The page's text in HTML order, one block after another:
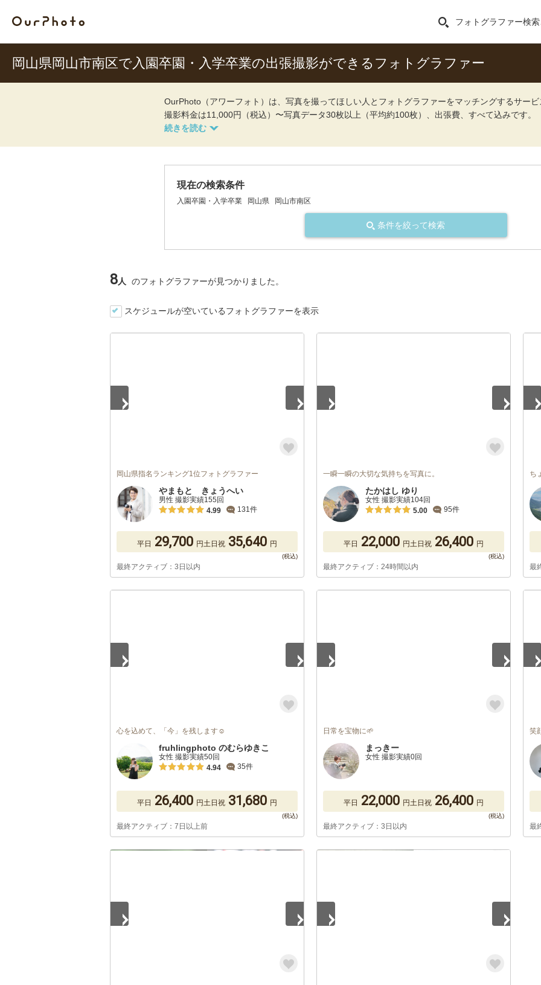
フォトグラファー検索
岡山県岡山市南区で入園卒園・入学卒業の出張撮影ができるフォトグラファー
OurPhoto（アワーフォト）は、写真を撮ってほしい人とフォトグラファーをマッチングするサービ
撮影料金は11,000円（税込）〜写真データ30枚以上（平均約100枚）、出張費、すべて込みです。
現在の検索条件
入園卒園・入学卒業 岡山県 岡山市南区
条件を絞って検索
8人 のフォトグラファーが見つかりました。
スケジュールが空いているフォトグラファーを表示
岡山県指名ランキング1位フォトグラファー
やまもと きょうへい
男性 撮影実績155回
4.99
131件
平日 29,700 円土日祝 35,640 円
最終アクティブ：3日以内
一瞬一瞬の大切な気持ちを写真に。
たかはし ゆり
女性 撮影実績104回
5.00
95件
平日 22,000 円土日祝 26,400 円
最終アクティブ：24時間以内
ち
最
心を込めて、「今」を残します☺︎︎
fruhlingphoto のむらゆきこ
女性 撮影実績50回
4.94
35件
平日 26,400 円土日祝 31,680 円
最終アクティブ：7日以上前
日常を宝物に🌱
まっきー
女性 撮影実績0回
平日 22,000 円土日祝 26,400 円
最終アクティブ：3日以内
笑
最